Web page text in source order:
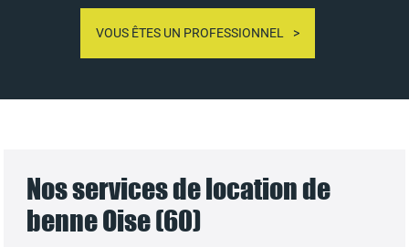
VOUS ÊTES UN PROFESSIONNEL
Nos services de location de
benne Oise (60)